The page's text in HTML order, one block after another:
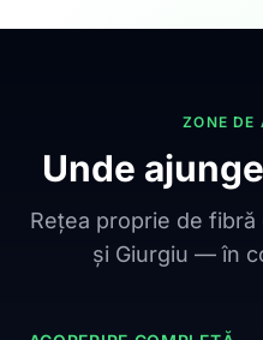
ZONE DE
Unde
Rețea proprie de
și Giurgiu — în